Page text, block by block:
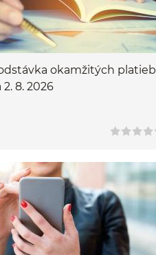
okamžitých platieb
2. 8. 2026